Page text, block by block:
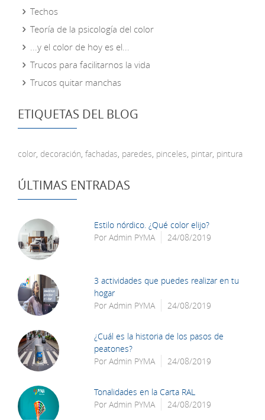
Techos
Teoría de la psicología del color
...y el color de hoy es el...
Trucos para facilitarnos la vida
Trucos quitar manchas
ETIQUETAS DEL BLOG
color, decoración, fachadas, paredes, pinceles, pintar, pintura
ÚLTIMAS ENTRADAS
Estilo nórdico. ¿Qué color elijo?
PorAdmin PYMA 24/08/2019
3 actividades que puedes realizar en tu
hogar
PorAdmin PYMA 24/08/2019
¿Cuál es la historia de los pasos de
peatones?
PorAdmin PYMA 24/08/2019
Tonalidades en la Carta RAL
PorAdmin PYMA 24/08/2019